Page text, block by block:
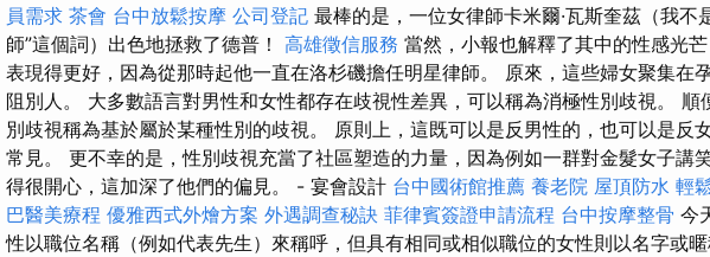
員需求 茶會 台中放鬆按摩 公司登記 最棒的是，一位女律師卡米爾·瓦斯奎茲（我不
師”這個詞）出色地拯救了德普！ 高雄徵信服務 當然，小報也解釋了其中的性感光
表現得更好，因為從那時起他一直在洛杉磯擔任明星律師。 原來，這些婦女聚集在
阻別人。 大多數語言對男性和女性都存在歧視性差異，可以稱為消極性別歧視。 順
別歧視稱為基於屬於某種性別的歧視。 原則上，這既可以是反男性的，也可以是反
常見。 更不幸的是，性別歧視充當了社區塑造的力量，因為例如一群對金髮女子講
得很開心，這加深了他們的偏見。 - 宴會設計 台中國術館推薦 養老院 屋頂防水 輕
巴醫美療程 優雅西式外燴方案 外遇調查秘訣 菲律賓簽證申請流程 台中按摩整骨 今
性以職位名稱（例如代表先生）來稱呼，但具有相同或相似職位的女性則以名字或